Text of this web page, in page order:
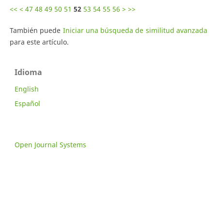
<< < 47 48 49 50 51 52 53 54 55 56 > >>
También puede Iniciar una búsqueda de similitud avanzada
para este artículo.
Idioma
English
Español
Open Journal Systems